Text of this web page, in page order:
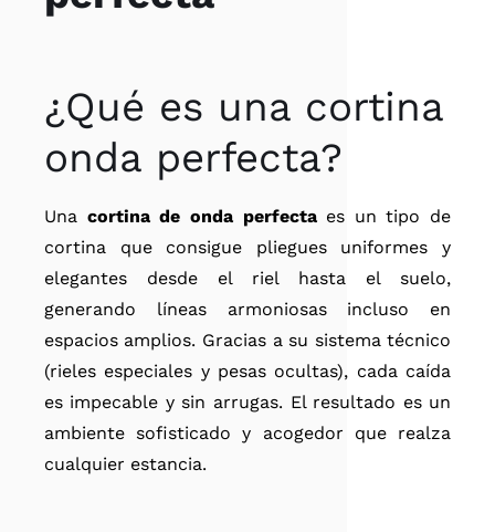
¿Qué es una cortina
onda perfecta?
Una cortina de onda perfectaes un tipo de
cortina que consigue pliegues uniformes y
elegantes desde el riel hasta el suelo,
generando líneas armoniosas incluso en
espacios amplios. Gracias a su sistema técnico
(rieles especiales y pesas ocultas), cada caída
es impecable y sin arrugas. El resultado es un
ambiente sofisticado y acogedor que realza
cualquier estancia.